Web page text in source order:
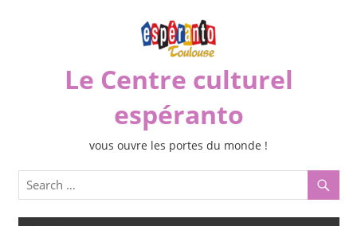
Le Centre culturel
espéranto
vous ouvre les portes du monde !